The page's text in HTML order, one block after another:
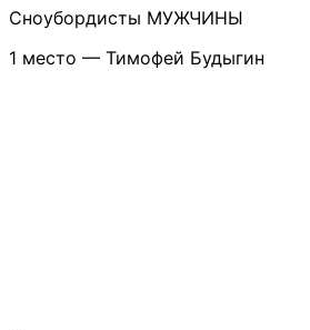
Сноубордисты МУЖЧИНЫ
1 место — Тимофей Будыгин